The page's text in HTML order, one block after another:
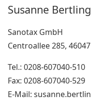
Susanne Bertling
Sanotax GmbH
Centroallee 285,
Tel.: 0208-607040-510
Fax: 0208-607040-529
E-Mail: